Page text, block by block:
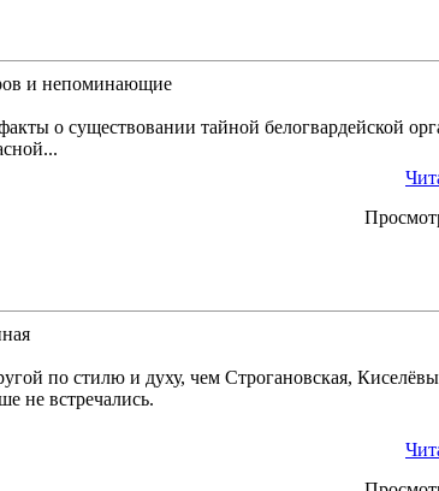
и непоминающие
о существовании тайной белогвардейской
по стилю и духу, чем Строгановская,
не встречались.